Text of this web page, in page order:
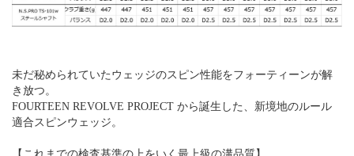
未だ秘められていたウェッジのスピン性能をフォーティーンが解
き放つ。
FOURTEEN REVOLVE PROJECT から誕生した、新境地のルール
適合スピンウェッジ。